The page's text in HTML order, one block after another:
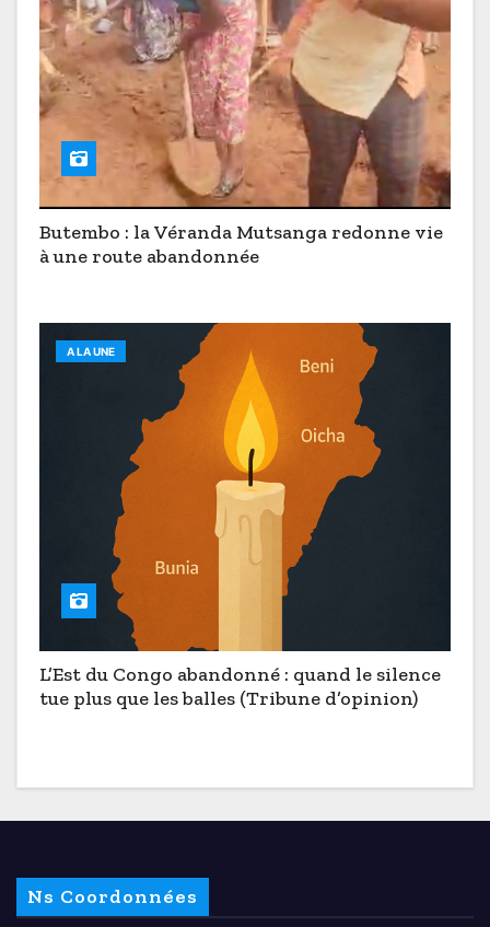
Butembo : la Véranda Mutsanga redonne vie
à une route abandonnée
A LA UNE
L’Est du Congo abandonné : quand le silence
tue plus que les balles (Tribune d’opinion)
Ns Coordonnées